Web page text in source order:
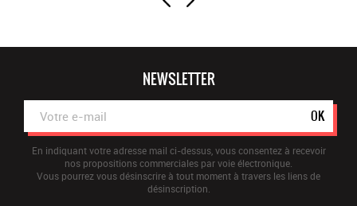
NEWSLETTER
OK
En indiquant votre adresse mail ci-dessus, vous consentez à recevoir
nos propositions commerciales par voie électronique.
Vous pourrez vous désinscrire à tout moment à travers les liens de
désinscription.